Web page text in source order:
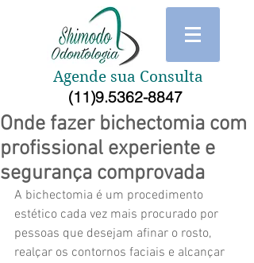
Agende sua Consulta
(11)9.5362-8847
Onde fazer bichectomia com
profissional experiente e
segurança comprovada
A bichectomia é um procedimento
estético cada vez mais procurado por
pessoas que desejam afinar o rosto,
realçar os contornos faciais e alcançar